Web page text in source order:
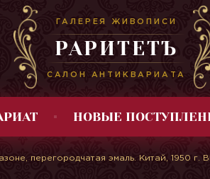
ГАЛЕРЕЯ ЖИВОПИСИ
РАРИТЕТЪ
САЛОН АНТИКВАРИАТА
НОВЫЕ
перегородчатая эмаль. Китай, 1950 г.